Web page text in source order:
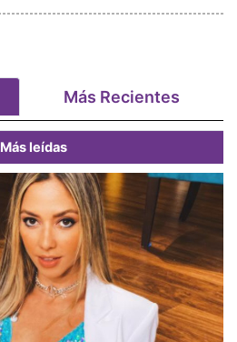
Más Recientes
Más leídas